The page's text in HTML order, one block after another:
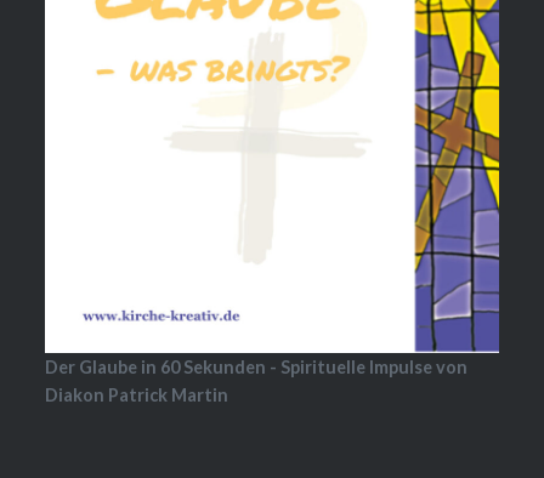
Der Glaube in 60 Sekunden - Spirituelle Impulse von
Diakon Patrick Martin